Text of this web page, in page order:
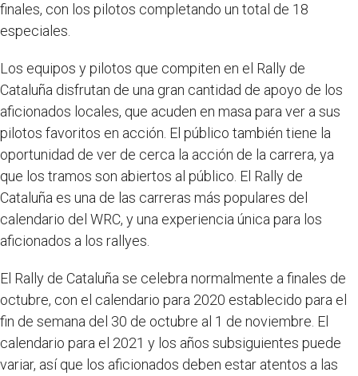
finales, con los pilotos completando un total de 18
especiales.
Los equipos y pilotos que compiten en el Rally de
Cataluña disfrutan de una gran cantidad de apoyo de los
aficionados locales, que acuden en masa para ver a sus
pilotos favoritos en acción. El público también tiene la
oportunidad de ver de cerca la acción de la carrera, ya
que los tramos son abiertos al público. El Rally de
Cataluña es una de las carreras más populares del
calendario del WRC, y una experiencia única para los
aficionados a los rallyes.
El Rally de Cataluña se celebra normalmente a finales de
octubre, con el calendario para 2020 establecido para el
fin de semana del 30 de octubre al 1 de noviembre. El
calendario para el 2021 y los años subsiguientes puede
variar, así que los aficionados deben estar atentos a las